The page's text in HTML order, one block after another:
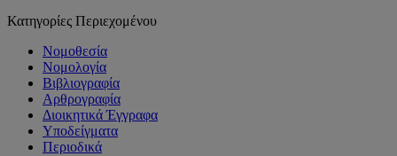
Κατηγορίες Περιεχομένου
Νομοθεσία
Νομολογία
Βιβλιογραφία
Αρθρογραφία
Διοικητικά Έγγραφα
Υποδείγματα
Περιοδικά